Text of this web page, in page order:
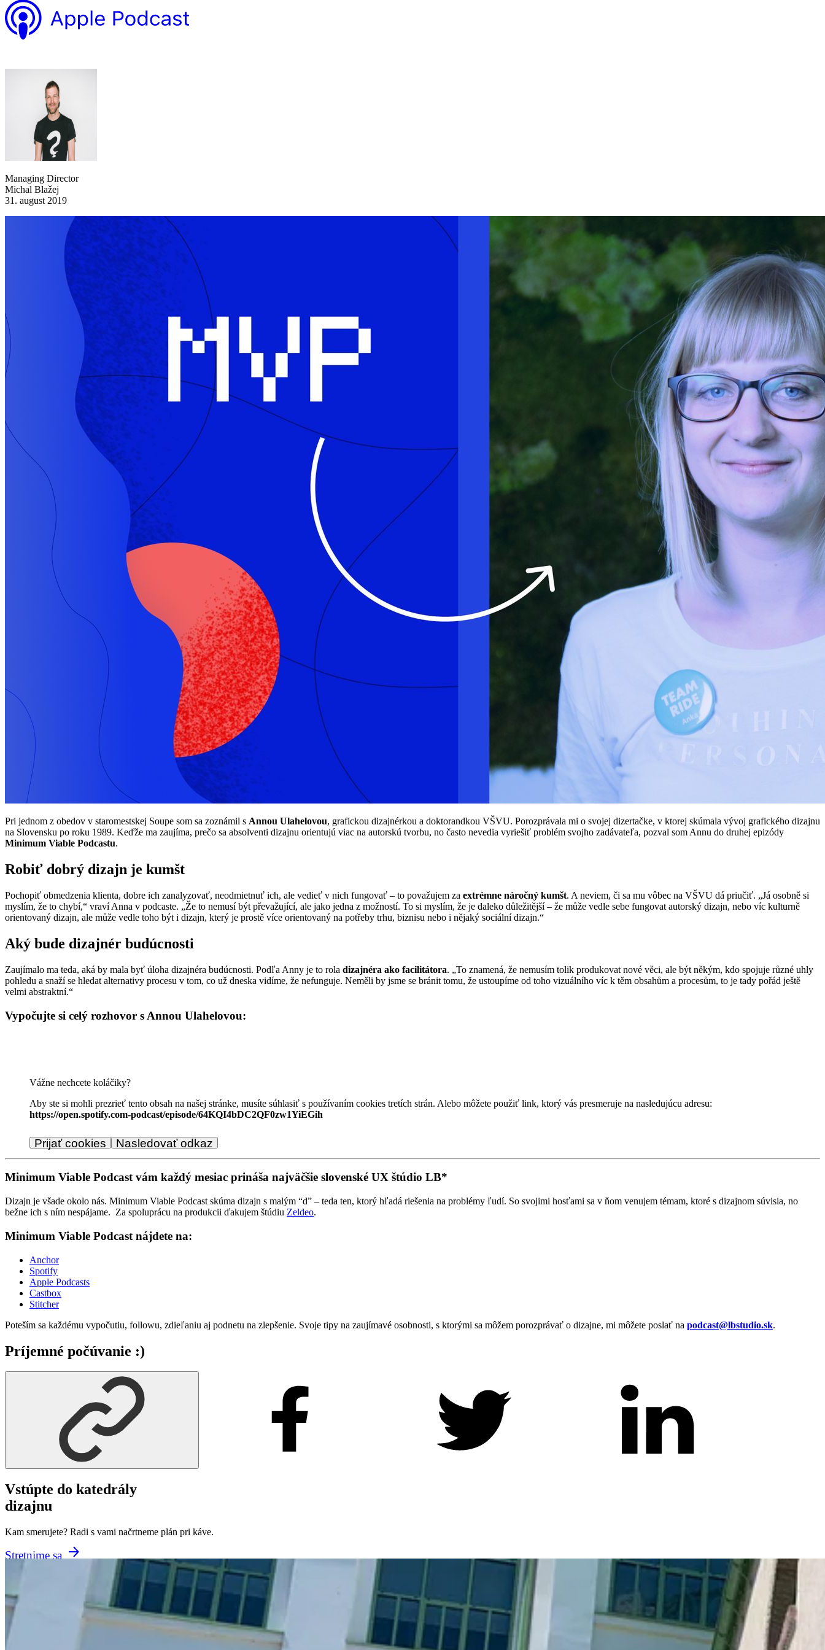
Managing Director
Michal Blažej
31. august 2019
Pri jednom z obedov v staromestskej Soupe som sa zoznámil s Annou Ulahelovou, grafickou dizajnérkou a doktorandkou VŠVU. Porozprávala mi o svojej dizertačke, v ktorej skúmala vývoj grafického dizajnu
na Slovensku po roku 1989. Keďže ma zaujíma, prečo sa absolventi dizajnu orientujú viac na autorskú tvorbu, no často nevedia vyriešiť problém svojho zadávateľa, pozval som Annu do druhej epizódy
Minimum Viable Podcastu.
Robiť dobrý dizajn je kumšt
Pochopiť obmedzenia klienta, dobre ich zanalyzovať, neodmietnuť ich, ale vedieť v nich fungovať – to považujem za extrémne náročný kumšt. A neviem, či sa mu vôbec na VŠVU dá priučiť. „Já osobně si
myslím, že to chybí,“ vraví Anna v podcaste. „Že to nemusí být převažující, ale jako jedna z možností. To si myslím, že je daleko důležitější – že může vedle sebe fungovat autorský dizajn, nebo víc kulturně
orientovaný dizajn, ale může vedle toho být i dizajn, který je prostě více orientovaný na potřeby trhu, biznisu nebo i nějaký sociální dizajn.“
Aký bude dizajnér budúcnosti
Zaujímalo ma teda, aká by mala byť úloha dizajnéra budúcnosti. Podľa Anny je to rola dizajnéra ako facilitátora. „To znamená, že nemusím tolik produkovat nové věci, ale být někým, kdo spojuje různé uhly
pohledu a snaží se hledat alternativy procesu v tom, co už dneska vidíme, že nefunguje. Neměli by jsme se bránit tomu, že ustoupíme od toho vizuálního víc k těm obsahům a procesům, to je tady pořád ještě
velmi abstraktní.“
Vypočujte si celý rozhovor s Annou Ulahelovou:
Vážne nechcete koláčiky?
Aby ste si mohli prezrieť tento obsah na našej stránke, musíte súhlasiť s používaním cookies tretích strán. Alebo môžete použiť link, ktorý vás presmeruje na nasledujúcu adresu:
https://open.spotify.com-podcast/episode/64KQI4bDC2QF0zw1YiEGih
Prijať cookies Nasledovať odkaz
Minimum Viable Podcast vám každý mesiac prináša najväčšie slovenské UX štúdio LB*
Dizajn je všade okolo nás. Minimum Viable Podcast skúma dizajn s malým “d” – teda ten, ktorý hľadá riešenia na problémy ľudí. So svojimi hosťami sa v ňom venujem témam, ktoré s dizajnom súvisia, no
bežne ich s ním nespájame. Za spoluprácu na produkcii ďakujem štúdiu Zeldeo.
Minimum Viable Podcast nájdete na:
Anchor
Spotify
Apple Podcasts
Castbox
Stitcher
Poteším sa každému vypočutiu, followu, zdieľaniu aj podnetu na zlepšenie. Svoje tipy na zaujímavé osobnosti, s ktorými sa môžem porozprávať o dizajne, mi môžete poslať na podcast@lbstudio.sk.
Príjemné počúvanie :)
Vstúpte do katedrály
dizajnu
Kam smerujete? Radi s vami načrtneme plán pri káve.
Stretnime sa